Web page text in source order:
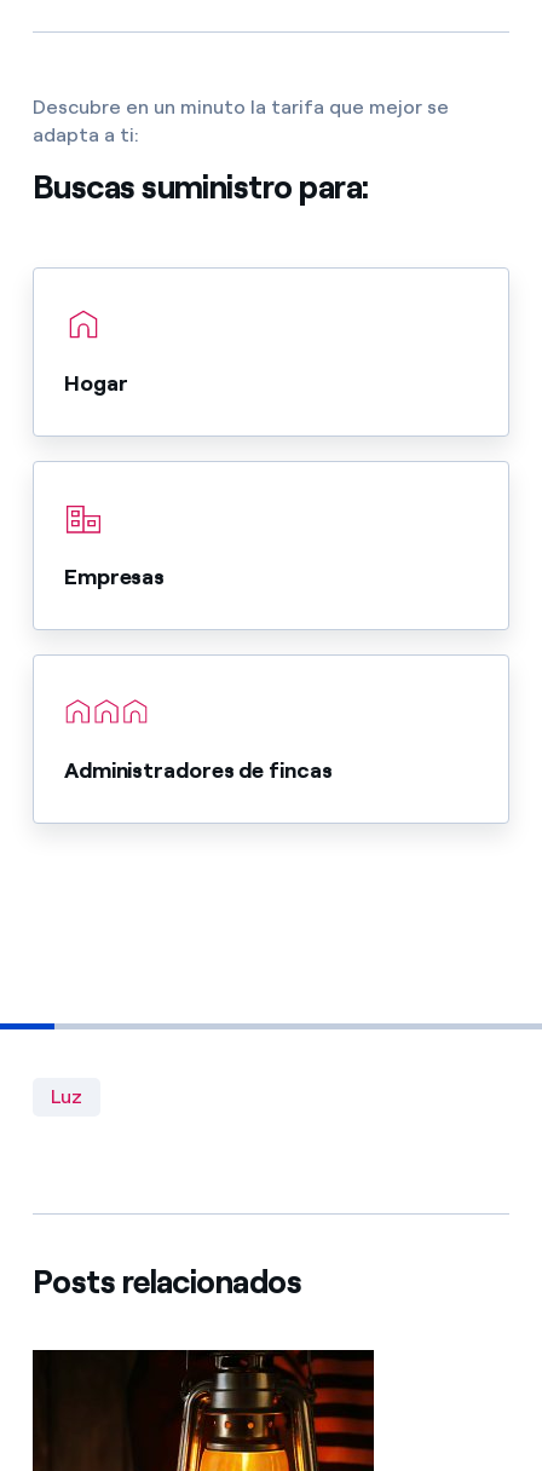
Descubre en un minuto la tarifa que mejor se
adapta a ti:
Buscas suministro para:
Hogar
Empresas
Administradores de fincas
Luz
Posts relacionados